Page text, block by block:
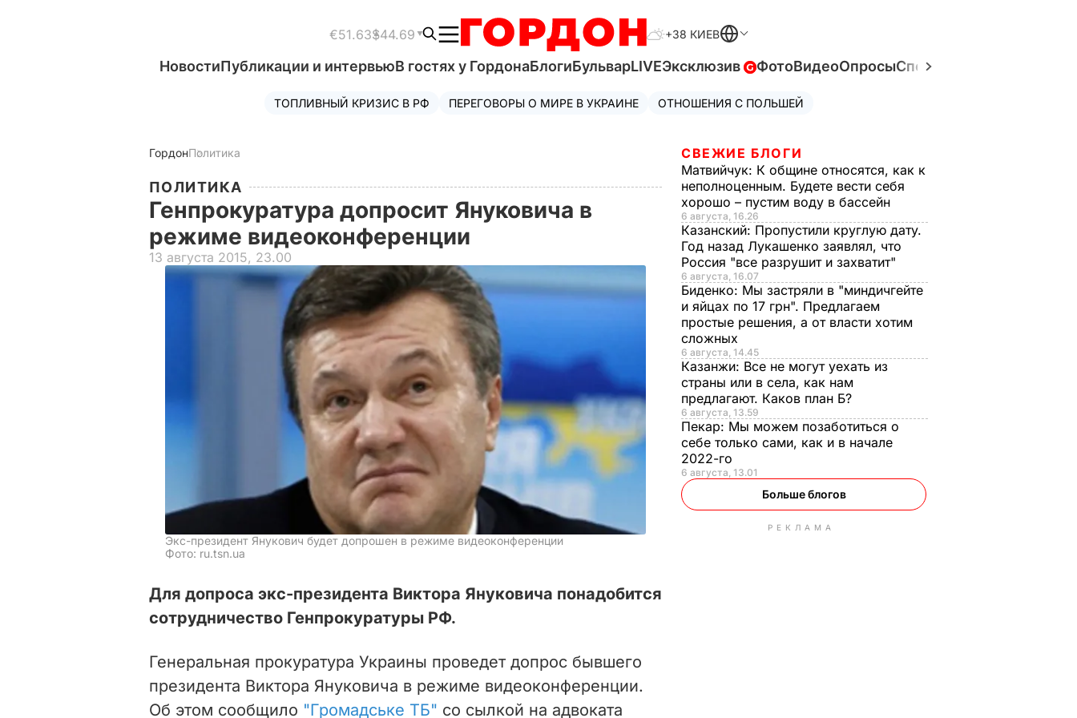
€51.63$44.69 +38 КИЕВ
НовостиПубликации и интервьюВ гостях у ГордонаБлогиБульварLIVEЭксклюзив ФотоВидеоОпросыСпецпроекты
ТОПЛИВНЫЙ КРИЗИС В РФ ПЕРЕГОВОРЫ О МИРЕ В УКРАИНЕ ОТНОШЕНИЯ С ПОЛЬШЕЙ
ГордонПолитика
ПОЛИТИКА
Генпрокуратура допросит Януковича в
режиме видеоконференции
13 августа 2015, 23.00
Экс-президент Янукович будет допрошен в режиме видеоконференции
Фото: ru.tsn.ua
Для допроса экс-президента Виктора Януковича понадобится
сотрудничество Генпрокуратуры РФ.
Генеральная прокуратура Украины проведет допрос бывшего
президента Виктора Януковича в режиме видеоконференции.
Об этом сообщило "Громадське ТБ" со сылкой на адвоката
СВЕЖИЕ БЛОГИ
Матвийчук: К общине относятся, как к
неполноценным. Будете вести себя
хорошо – пустим воду в бассейн
6 августа, 16.26
Казанский: Пропустили круглую дату.
Год назад Лукашенко заявлял, что
Россия "все разрушит и захватит"
6 августа, 16.07
Биденко: Мы застряли в "миндичгейте
и яйцах по 17 грн". Предлагаем
простые решения, а от власти хотим
сложных
6 августа, 14.45
Казанжи: Все не могут уехать из
страны или в села, как нам
предлагают. Каков план Б?
6 августа, 13.59
Пекар: Мы можем позаботиться о
себе только сами, как и в начале
2022-го
6 августа, 13.01
Больше блогов
РЕКЛАМА